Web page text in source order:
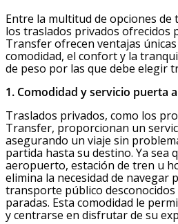
Entre la multitud de opciones
los traslados privados ofrecidos
Transfer ofrecen ventajas
comodidad, el confort y la
de peso por las que debe elegir
1. Comodidad y servicio puerta
Traslados privados, como los
Transfer, proporcionan un
asegurando un viaje sin
partida hasta su destino. Ya sea
aeropuerto, estación de tren u
elimina la necesidad de navegar
transporte público
paradas. Esta comodidad le
y centrarse en disfrutar de su